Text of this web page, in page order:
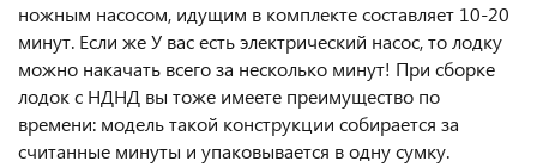
ножным насосом, идущим в комплекте составляет 10-20
минут. Если же У вас есть электрический насос, то лодку
можно накачать всего за несколько минут! При сборке
лодок с НДНД вы тоже имеете преимущество по
времени: модель такой конструкции собирается за
считанные минуты и упаковывается в одну сумку.